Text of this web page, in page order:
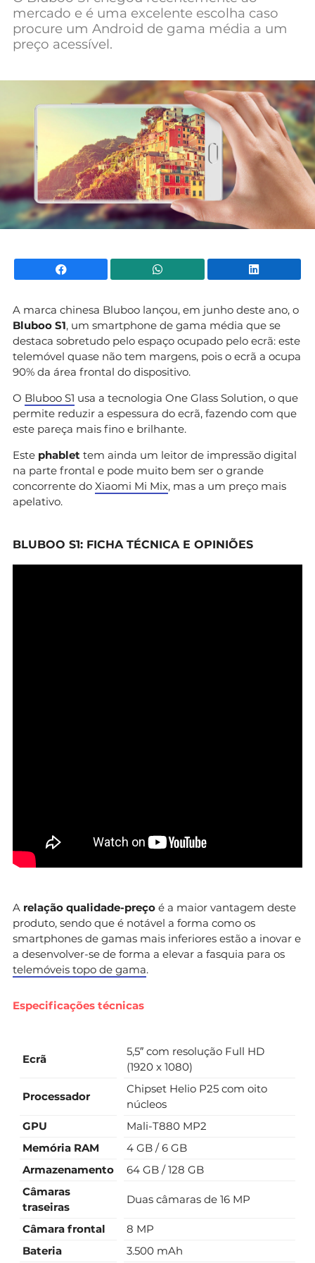
Mundial 2026
mercado e é uma excelente escolha caso
procure um Android de gama média a um
preço acessível.
Facebook WhatsApp
A marca chinesa Bluboo lançou, em junho deste ano, o
Bluboo S1, um smartphone de gama média que se
destaca sobretudo pelo espaço ocupado pelo ecrã: este
telemóvel quase não tem margens, pois o ecrã a ocupa
90% da área frontal do dispositivo.
O Bluboo S1 usa a tecnologia One Glass Solution, o que
permite reduzir a espessura do ecrã, fazendo com que
este pareça mais fino e brilhante.
Este phablet tem ainda um leitor de impressão digital
na parte frontal e pode muito bem ser o grande
concorrente do Xiaomi Mi Mix, mas a um preço mais
apelativo.
BLUBOO S1: FICHA TÉCNICA E OPINIÕES
A relação qualidade-preço é a maior vantagem deste
produto, sendo que é notável a forma como os
smartphones de gamas mais inferiores estão a inovar e
a desenvolver-se de forma a elevar a fasquia para os
telemóveis topo de gama.
Especificações técnicas
Ecrã
5,5″ com resolução Full HD
(1920 x 1080)
Processador
Chipset Helio P25 com oito
núcleos
GPU
Mali-T880 MP2
Memória RAM
4 GB / 6 GB
Armazenamento
64 GB / 128 GB
Câmaras
traseiras
Duas câmaras de 16 MP
Câmara frontal
8 MP
Bateria
3.500 mAh